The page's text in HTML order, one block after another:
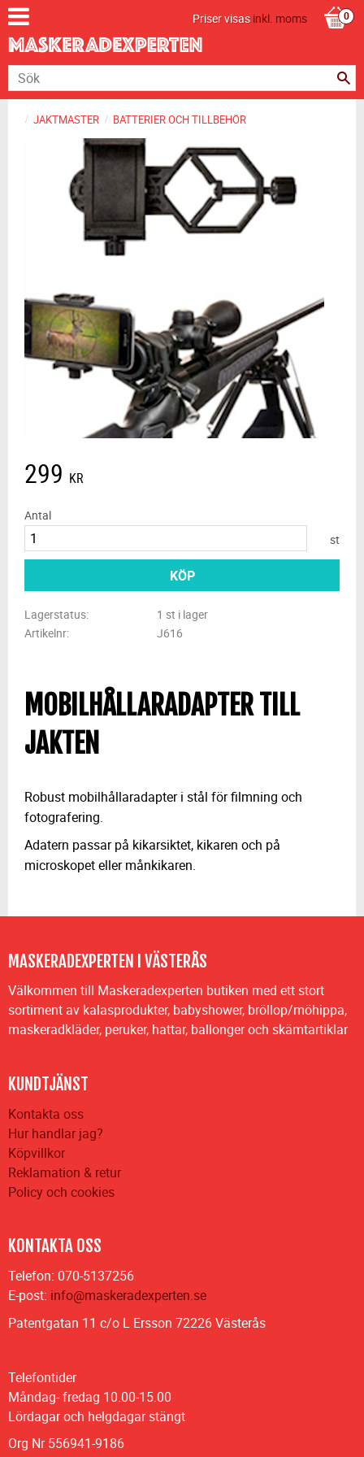
Priser visasinkl. moms
JAKTMASTER BATTERIER OCH TILLBEHÖR
299 KR
Antal
st
KÖP
Lagerstatus
1 st i lager
Artikelnr
J616
MOBILHÅLLARADAPTER TILL
JAKTEN
Robust mobilhållaradapter i stål för filmning och
fotografering.
Adatern passar på kikarsiktet, kikaren och på
microskopet eller månkikaren.
MASKERADEXPERTEN I VÄSTERÅS
Välkommen till Maskeradexperten butiken med ett stort
sortiment av kalasprodukter, babyshower, bröllop/möhippa,
maskeradkläder, peruker, hattar, ballonger och skämtartiklar
KUNDTJÄNST
Kontakta oss
Hur handlar jag?
Köpvillkor
Reklamation & retur
Policy och cookies
KONTAKTA OSS
Telefon: 070-5137256
E-post: info@maskeradexperten.se
Patentgatan 11 c/o L Ersson 72226 Västerås
Telefontider
Måndag- fredag 10.00-15.00
Lördagar och helgdagar stängt
Org Nr 556941-9186